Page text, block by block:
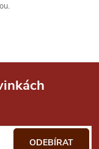
ODEBÍRAT